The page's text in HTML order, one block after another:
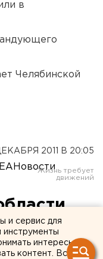
в
Челябинской
2011 В 20:05
ЕАНовости
и сервис для
инструменты
интересы
контент. Вся